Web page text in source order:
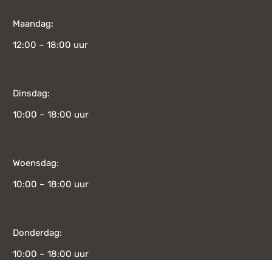
Maandag:
12:00 – 18:00 uur
Dinsdag:
10:00 – 18:00 uur
Woensdag:
10:00 – 18:00 uur
Donderdag:
10:00 – 18:00 uur